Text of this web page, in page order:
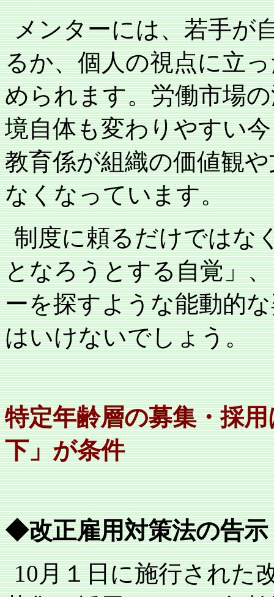
メンターには、若手が
るか、個人の視点に立
められます。労働市場
境自体も変わりやすい
教育係が組織の価値観
なくなっています。
制度に頼るだけではな
となろうとする自覚」
ーを探すような能動的
はいけないでしょう。
特定年齢層の募集・採用
下」が条件
◆改正雇用対策法の告示
10月１日に施行された